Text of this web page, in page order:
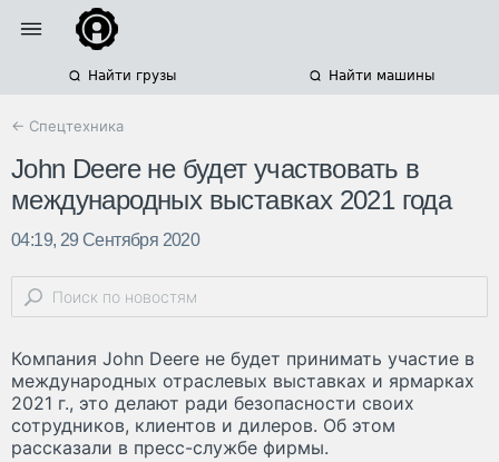
Найти грузы Найти машины
← Спецтехника
John Deere не будет участвовать в
международных выставках 2021 года
04:19, 29 Сентября 2020
Компания John Deere не будет принимать участие в
международных отраслевых выставках и ярмарках
2021 г., это делают ради безопасности своих
сотрудников, клиентов и дилеров. Об этом
рассказали в пресс-службе фирмы.